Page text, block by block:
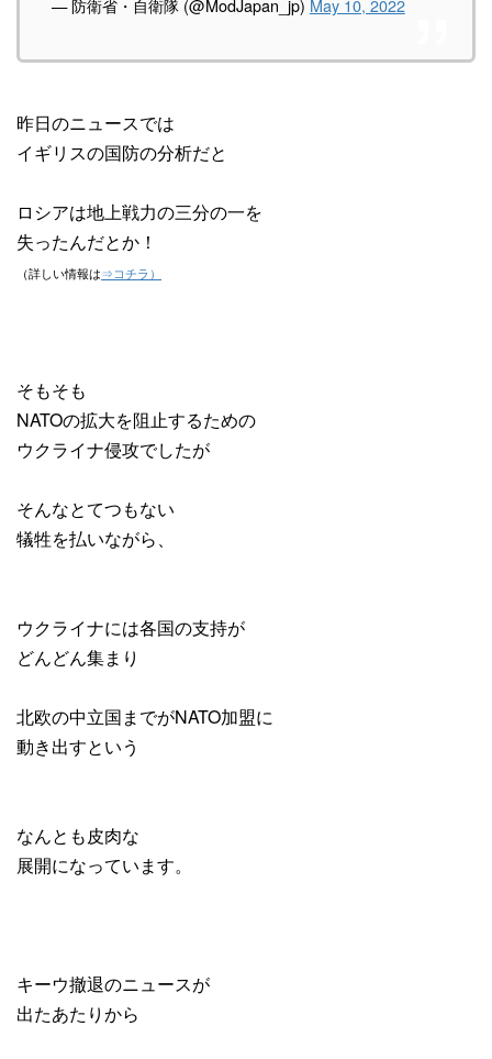
— 防衛省・自衛隊 (@ModJapan_jp) May 10, 2022
昨日のニュースでは
イギリスの国防の分析だと
ロシアは地上戦力の三分の一を
失ったんだとか！
（詳しい情報は⇒コチラ）
そもそも
NATOの拡大を阻止するための
ウクライナ侵攻でしたが
そんなとてつもない
犠牲を払いながら、
ウクライナには各国の支持が
どんどん集まり
北欧の中立国までがNATO加盟に
動き出すという
なんとも皮肉な
展開になっています。
キーウ撤退のニュースが
出たあたりから